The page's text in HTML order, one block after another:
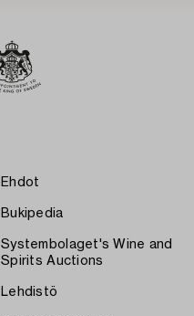
Ehdot
Bukipedia
Systembolaget's Wine and
Spirits Auctions
Lehdistö